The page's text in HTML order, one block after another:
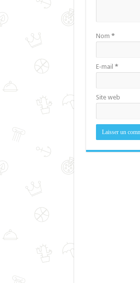
Nom *
E-mail *
Site web